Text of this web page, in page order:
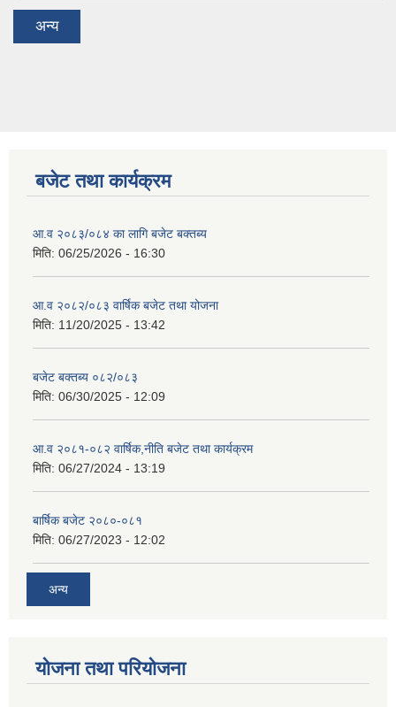
अन्य
बजेट तथा कार्यक्रम
आ.व २०८३/०८४ का लागि बजेट बक्तब्य
मिति: 06/25/2026 - 16:30
आ.व २०८२/०८३ वार्षिक बजेट तथा योजना
मिति: 11/20/2025 - 13:42
बजेट बक्तब्य ०८२/०८३
मिति: 06/30/2025 - 12:09
आ.व २०८१-०८२ वार्षिक,नीति बजेट तथा कार्यक्रम
मिति: 06/27/2024 - 13:19
बार्षिक बजेट २०८०-०८१
मिति: 06/27/2023 - 12:02
अन्य
योजना तथा परियोजना